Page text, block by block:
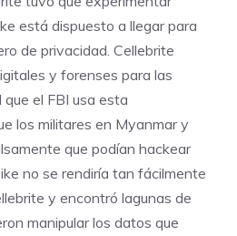
está dispuesto a llegar para
de privacidad. Cellebrite
y forenses para las
el FBI usa esta
los militares en Myanmar y
que podían hackear
no se rendiría tan fácilmente
y encontró lagunas de
manipular los datos que